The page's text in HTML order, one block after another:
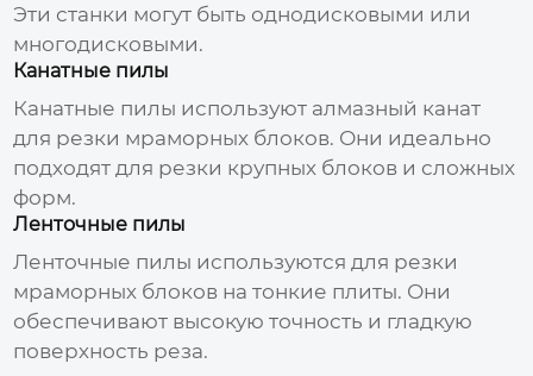
Эти станки могут быть однодисковыми или
многодисковыми.
Канатные пилы
Канатные пилы используют алмазный канат
для резки мраморных блоков. Они идеально
подходят для резки крупных блоков и сложных
форм.
Ленточные пилы
Ленточные пилы используются для резки
мраморных блоков на тонкие плиты. Они
обеспечивают высокую точность и гладкую
поверхность реза.